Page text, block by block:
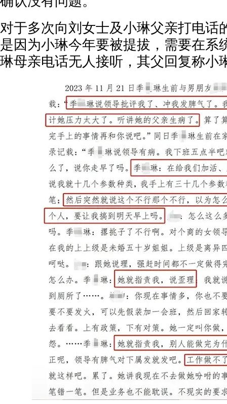
对于多次向刘女士及小琳父亲打电话
是因为小琳今年要被提拔，需要在系
琳母亲电话无人接听，其父回复称小